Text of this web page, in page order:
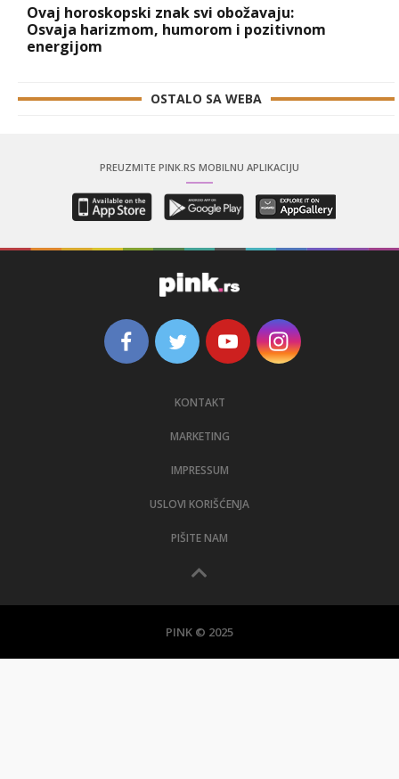
Ovaj horoskopski znak svi obožavaju:
Osvaja harizmom, humorom i pozitivnom
energijom
OSTALO SA WEBA
PREUZMITE PINK.RS MOBILNU APLIKACIJU
KONTAKT
MARKETING
IMPRESSUM
USLOVI KORIŠĆENJA
PIŠITE NAM
PINK © 2025